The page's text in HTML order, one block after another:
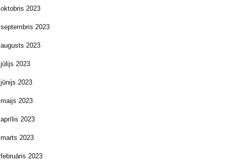
oktobris 2023
septembris 2023
augusts 2023
jūlijs 2023
jūnijs 2023
maijs 2023
aprīlis 2023
marts 2023
februāris 2023